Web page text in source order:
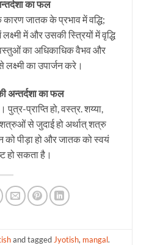
का फल
कारण जातक के प्रभाव में वद्धि;
में और उसकी स्त्रियों में वृद्धि
का अधिकाधिक वैभव और
का उपार्जन करे।
अन्तर्दशा का फल
प्राप्ति हो, वस्त्र. शय्या,
से जुदाई हो अर्थात् शत्रु
पीड़ा हो और जातक को स्वयं
हो सकता है।
and tagged Jyotish, mangal.